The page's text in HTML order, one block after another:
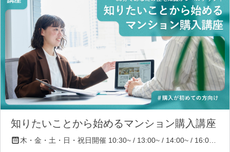
知りたいことから始めるマンション購入講座